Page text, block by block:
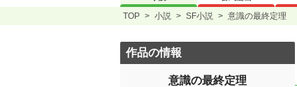
TOP > 小説 > SF小説 > 意識の最終定理
作品の情報
意識の最終定理